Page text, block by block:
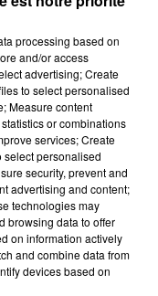
FEMME ET
après avoir
de trois mois
processing based on
and/or access
advertising; Create
to select personalised
Measure content
or combinations
services; Create
select personalised
security, prevent and
advertising and content;
technologies may
browsing data to offer
on information actively
and combine data from
devices based on